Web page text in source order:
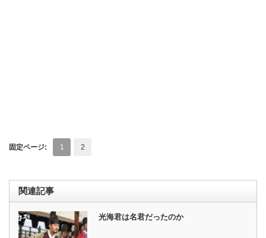
固定ページ: 1 2
関連記事
光海君は名君だったのか